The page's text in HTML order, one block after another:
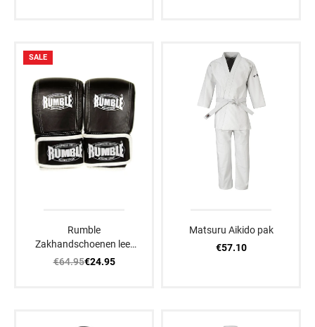
SALE
Rumble
Zakhandschoenen leer
Special Prof
€64.95€24.95
Matsuru Aikido pak
€57.10